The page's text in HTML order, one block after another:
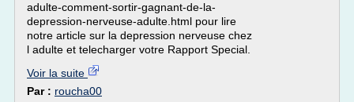
adulte-comment-sortir-gagnant-de-la-
depression-nerveuse-adulte.html pour lire
notre article sur la depression nerveuse chez
l adulte et telecharger votre Rapport Special.
Voir la suite
Par : roucha00